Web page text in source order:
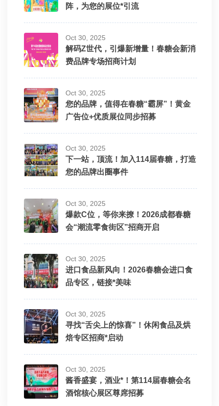
阵，为您的展位*引流
Oct 30, 2025
解码Z世代，引爆新增量！春糖会新消
费品牌专场招商计划
Oct 30, 2025
您的品牌，值得在春糖“霸屏”！黄金
广告位+优质展位同步招募
Oct 30, 2025
下一站，顶流！加入114届春糖，打造
您的品牌出圈事件
Oct 30, 2025
爆款C位，等你来撩！2026成都春糖
会“潮流零食街区”招商开启
Oct 30, 2025
进口食品新风向！2026春糖会进口食
品专区，链接*美味
Oct 30, 2025
寻找“舌尖上的惊喜”！休闲食品及烘
焙专区招商*启动
Oct 30, 2025
酱香盛宴，酒业*！第114届春糖会名
酒馆核心展区尊席招募